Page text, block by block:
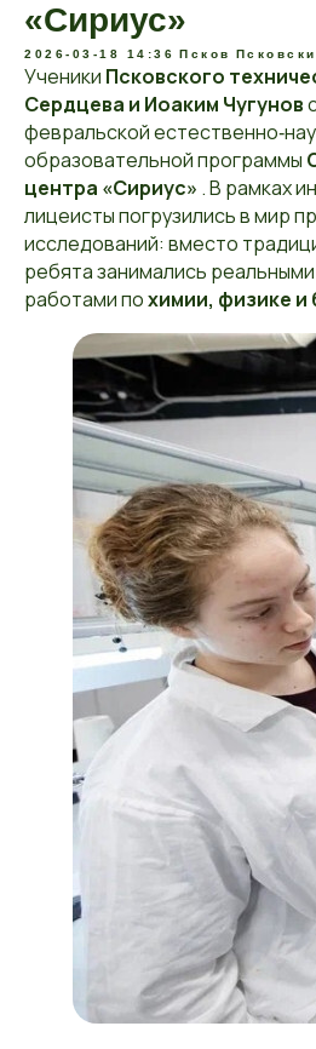
«Сириус»
2026-03-18 14:36 Псков
Ученики Псковского
Сердцева и Иоаким Чугунов
февральской
образовательной программы
центра «Сириус» . В рамках
лицеисты погрузились в мир
исследований: вместо
ребята занимались
работами похимии, физике и